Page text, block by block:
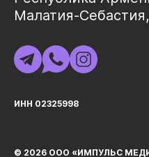
Малатия-
ИНН 02325998
© 2026 ООО «ИМПУЛЬС